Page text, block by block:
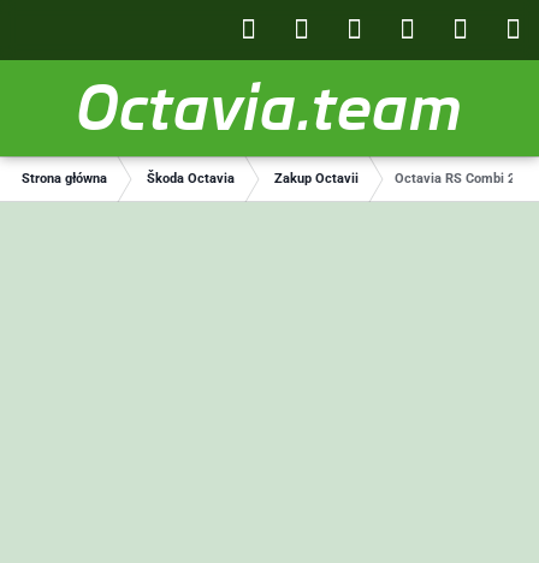
Octavia.team
Strona główna Škoda Octavia Zakup Octavii Octavia RS Combi 2.0